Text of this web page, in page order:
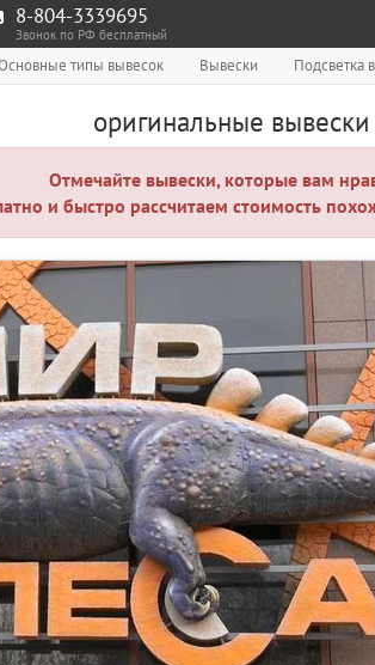
8-804-3339695
Звонок по РФ бесплатный
типы вывесок Вывески Подсветка
оригинальные вывески
Отмечайте вывески, которые вам
и быстро рассчитаем стоимость